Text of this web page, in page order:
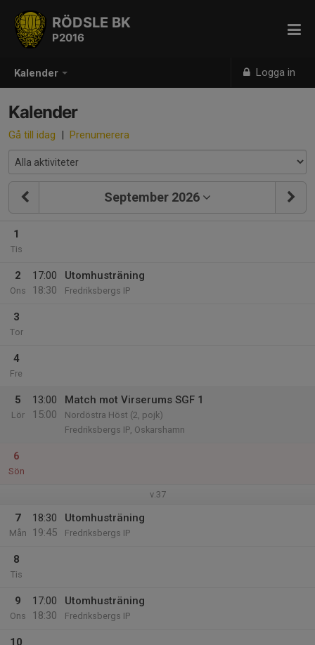
Kalender Logga in
RÖDSLE BK
P2016
Kalender
Gå till idag | Prenumerera
September 2026
1
Tis
2
Ons
17:00
18:30
Utomhusträning
Fredriksbergs IP
3
Tor
4
Fre
5
Lör
13:00
15:00
Match mot Virserums SGF 1
Nordöstra Höst (2, pojk)
Fredriksbergs IP, Oskarshamn
6
Sön
v.37
7
Mån
18:30
19:45
Utomhusträning
Fredriksbergs IP
8
Tis
9
Ons
17:00
18:30
Utomhusträning
Fredriksbergs IP
10